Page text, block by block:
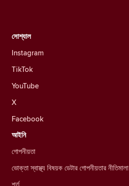
সোশ্যাল
Instagram
TikTok
YouTube
X
Facebook
আইনি
গোপনীয়তা
ভোক্তা স্বাস্থ্য বিষয়ক ডেটার গোপনীয়তার নীতিমালা